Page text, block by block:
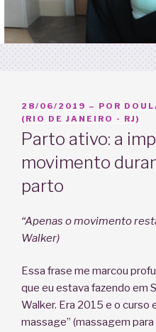
PUBLICADO
EM
28/06/2019 – POR
(RIO DE JANEIRO - RJ)
Parto ativo: a
movimento
parto
“Apenas o movimento
Walker)
Essa frase me marcou
que eu estava fazendo em
Walker. Era 2015 e o curso
massage” (massagem